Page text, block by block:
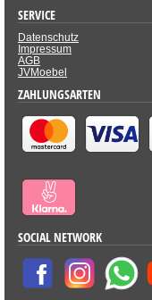
SERVICE
Datenschutz
Impressum
AGB
JVMoebel
ZAHLUNGSARTEN
SOCIAL NETWORK